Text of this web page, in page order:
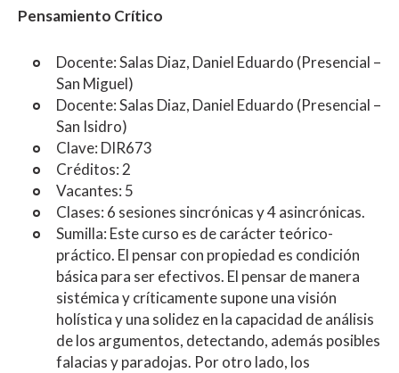
Pensamiento Crítico
Docente: Salas Diaz, Daniel Eduardo (Presencial –
San Miguel)
Docente: Salas Diaz, Daniel Eduardo (Presencial –
San Isidro)
Clave: DIR673
Créditos: 2
Vacantes: 5
Clases: 6 sesiones sincrónicas y 4 asincrónicas.
Sumilla: Este curso es de carácter teórico-
práctico. El pensar con propiedad es condición
básica para ser efectivos. El pensar de manera
sistémica y críticamente supone una visión
holística y una solidez en la capacidad de análisis
de los argumentos, detectando, además posibles
falacias y paradojas. Por otro lado, los